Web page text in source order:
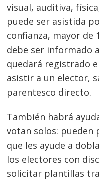
visual, auditiva,
puede ser asistida
confianza, mayor de
debe ser informado
quedará registrado
asistir a un elector,
parentesco directo.
También habrá
votan solos: pueden
que les ayude a
los electores con
solicitar plantillas